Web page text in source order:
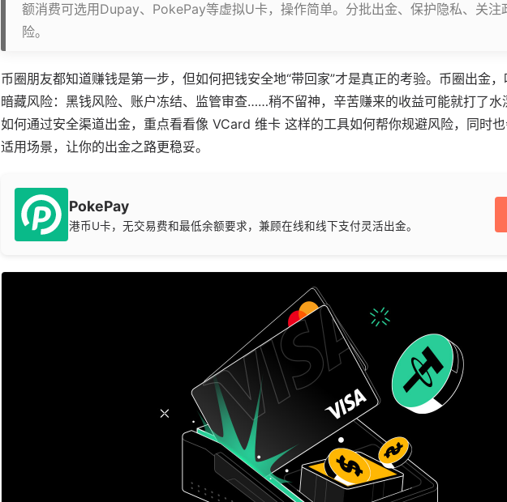
额消费可选用Dupay、PokePay等虚拟U卡，操作简单。分批出金、保护隐私、关注
险。
币圈朋友都知道赚钱是第一步，但如何把钱安全地“带回家”才是真正的考验。币圈出金
暗藏风险：黑钱风险、账户冻结、监管审查……稍不留神，辛苦赚来的收益可能就打了水
如何通过安全渠道出金，重点看看像 VCard 维卡 这样的工具如何帮你规避风险，同时
适用场景，让你的出金之路更稳妥。
PokePay
港币U卡，无交易费和最低余额要求，兼顾在线和线下支付灵活出金。